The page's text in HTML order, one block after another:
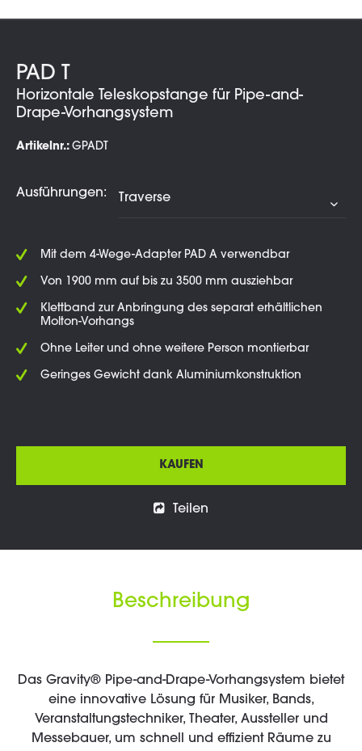
PAD T
Horizontale Teleskopstange für Pipe-and-
Drape-Vorhangsystem
Artikelnr.: GPADT
Ausführungen:
Mit dem 4-Wege-Adapter PAD A verwendbar
Von 1900 mm auf bis zu 3500 mm ausziehbar
Klettband zur Anbringung des separat erhältlichen
Molton-Vorhangs
Ohne Leiter und ohne weitere Person montierbar
Geringes Gewicht dank Aluminiumkonstruktion
KAUFEN
Teilen
Beschreibung
Das Gravity® Pipe-and-Drape-Vorhangsystem bietet
eine innovative Lösung für Musiker, Bands,
Veranstaltungstechniker, Theater, Aussteller und
Messebauer, um schnell und effizient Räume zu